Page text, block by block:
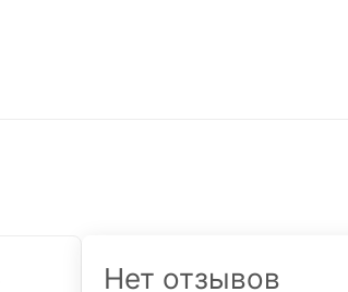
Нет отзывов